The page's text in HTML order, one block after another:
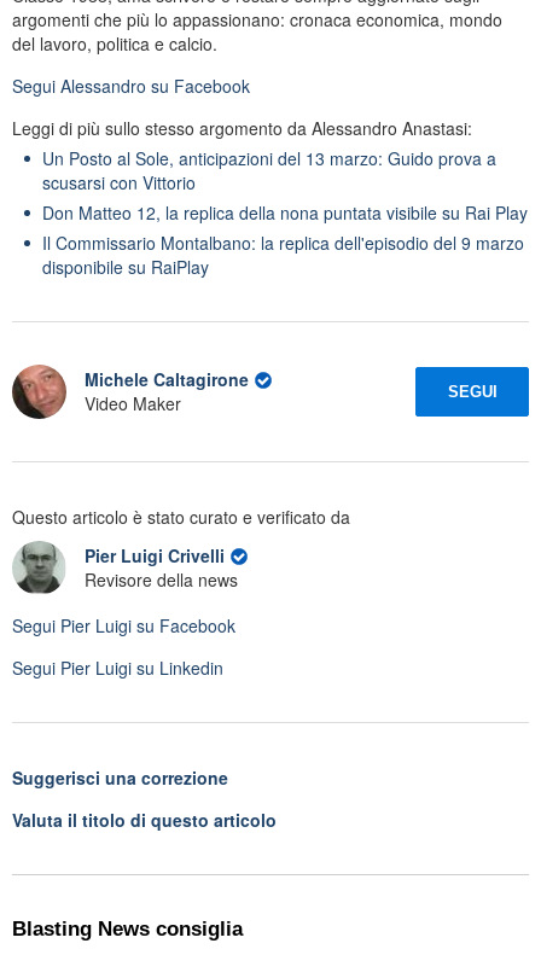
argomenti che più lo appassionano: cronaca economica, mondo
del lavoro, politica e calcio.
Segui Alessandro su Facebook
Leggi di più sullo stesso argomento da Alessandro Anastasi:
Un Posto al Sole, anticipazioni del 13 marzo: Guido prova a
scusarsi con Vittorio
Don Matteo 12, la replica della nona puntata visibile su Rai Play
Il Commissario Montalbano: la replica dell'episodio del 9 marzo
disponibile su RaiPlay
Michele Caltagirone
Video Maker
SEGUI
Questo articolo è stato curato e verificato da
Pier Luigi Crivelli
Revisore della news
Segui Pier Luigi su Facebook
Segui Pier Luigi su Linkedin
Suggerisci una correzione
Valuta il titolo di questo articolo
Blasting News consiglia